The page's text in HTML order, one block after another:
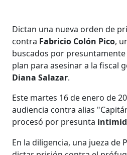
Dictan una nueva orden de
contra Fabricio Colón Pico,
buscados por
plan para asesinar a la fiscal
Diana Salazar.
Este martes 16 de enero de
audiencia contra alias
procesó por presunta
En la diligencia, una jueza de